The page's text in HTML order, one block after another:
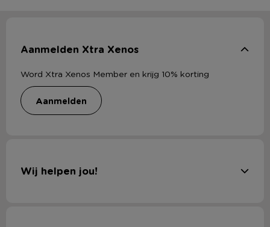
Aanmelden Xtra Xenos
Word Xtra Xenos Member en krijg 10% korting
aanmelden
Wij helpen jou!